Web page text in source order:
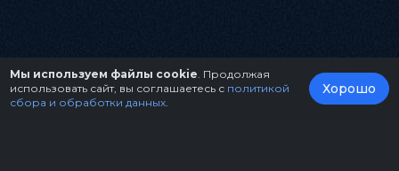
Мы используем файлы cookie . Продолжая
использовать сайт, вы соглашаетесь с политикой
сбора и обработки данных
Хорошо